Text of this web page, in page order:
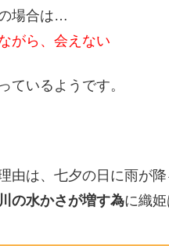
場合は…
がら、会えない
ているようです。
由は、七夕の日に雨が降
の水かさが増す為に織